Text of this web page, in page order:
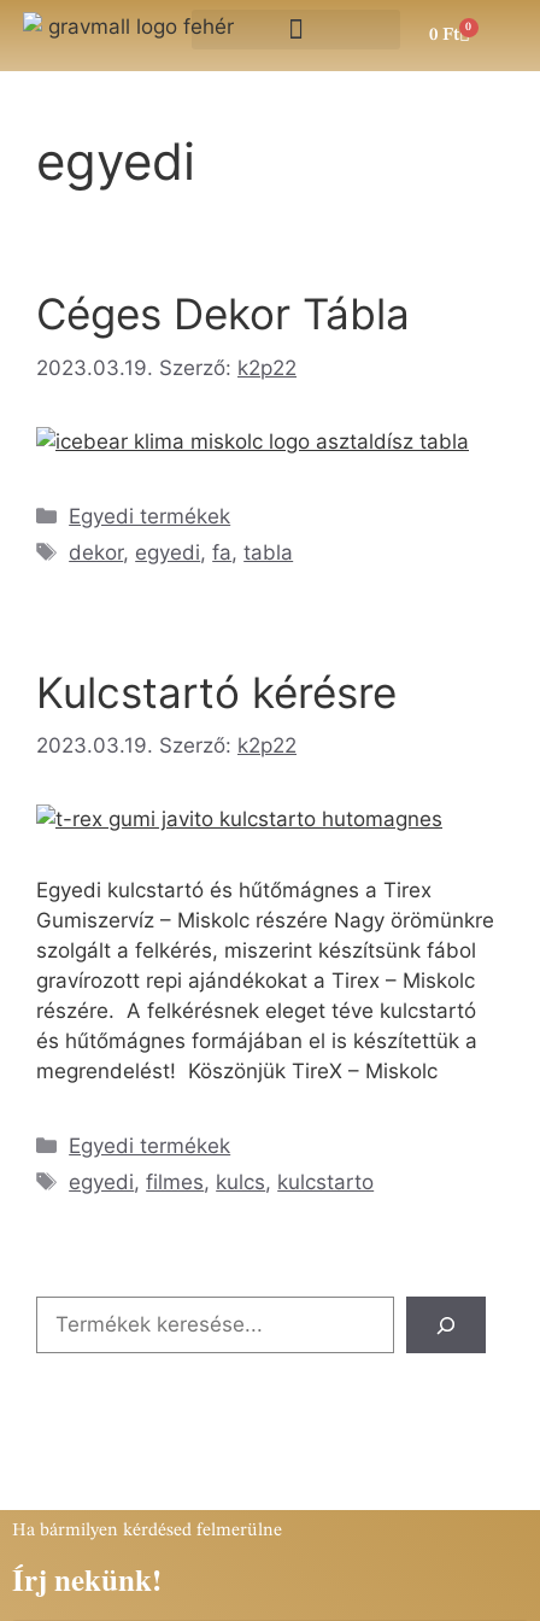
0 Ft 0
egyedi
Céges Dekor Tábla
2023.03.19. Szerző: k2p22
Egyedi termékek
dekor, egyedi,fa,tabla
Kulcstartó kérésre
2023.03.19. Szerző: k2p22
Egyedi kulcstartó és hűtőmágnes a Tirex
Gumiszervíz – Miskolc részére Nagy örömünkre
szolgált a felkérés, miszerint készítsünk fábol
gravírozott repi ajándékokat a Tirex – Miskolc
részére. A felkérésnek eleget téve kulcstartó
és hűtőmágnes formájában el is készítettük a
megrendelést! Köszönjük TireX – Miskolc
Egyedi termékek
egyedi,filmes, kulcs, kulcstarto
Ha bármilyen kérdésed felmerülne
Írj nekünk!